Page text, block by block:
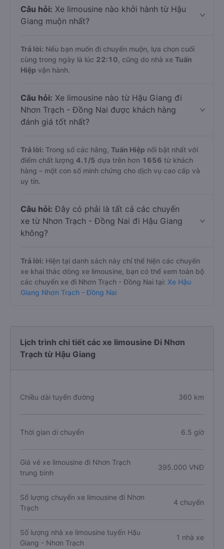
Câu hỏi: Xe limousine nào khởi hành từ Hậu
Giang muộn nhất?
Trả lời: Nếu bạn muốn đi chuyến muộn, lựa chọn cuối
cùng trong ngày là lúc 22:10 , cũng do nhà xe Tuấn
Hiệp vận hành.
Câu hỏi: Xe limousine nào từ Hậu Giang đi
Nhơn Trạch - Đồng Nai được khách hàng
đánh giá tốt nhất?
Trả lời: Trong số các hãng, Tuấn Hiệp nổi bật nhất với
điểm chất lượng 4.1 /5 dựa trên hơn 1656 từ khách
hàng – một con số minh chứng cho dịch vụ cao cấp và
uy tín.
Câu hỏi: Đây có phải là tất cả các chuyến
xe từ Nhơn Trạch - Đồng Nai đi Hậu Giang
không?
Trả lời: Hiện tại danh sách này chỉ thể hiện các chuyến
xe khai thác dòng xe limousine, bạn có thể xem toàn bộ
các chuyến xe đi Nhơn Trạch - Đồng Nai tại: Xe Hậu
Giang Nhơn Trạch - Đồng Nai
Lịch trình chi tiết các xe limousine Đi Nhơn
Trạch từ Hậu Giang
Chiều dài tuyến đường 360 km
Thời gian di chuyển 6.5 giờ
Giá vé xe limousine đi Nhơn Trạch
trung bình
395.000 VNĐ
Số lượng chuyến xe limousine đi Nhơn
Trạch
4 chuyến
Số lượng nhà xe limousine tuyến Hậu
Giang - Nhơn Trạch
1 nhà xe